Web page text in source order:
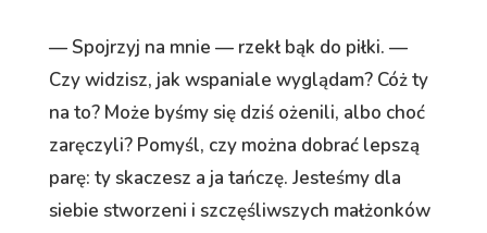
— Spojrzyj na mnie — rzekł bąk do piłki. —
Czy widzisz, jak wspaniale wyglądam? Cóż ty
na to? Może byśmy się dziś ożenili, albo choć
zaręczyli? Pomyśl, czy można dobrać lepszą
parę: ty skaczesz a ja tańczę. Jesteśmy dla
siebie stworzeni i szczęśliwszych małżonków